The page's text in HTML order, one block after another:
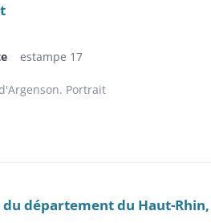
estampe 17
Portrait
département du Haut-